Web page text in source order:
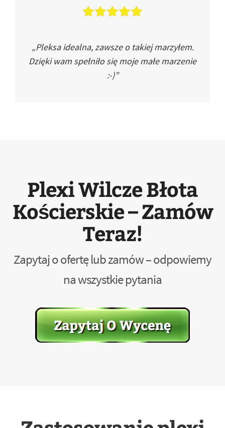
„Pleksa idealna, zawsze o takiej marzyłem.
Dzięki wam spełniło się moje małe marzenie
:-)”
Plexi Wilcze Błota
Kościerskie – Zamów
Teraz!
Zapytaj o ofertę lub zamów – odpowiemy
na wszystkie pytania